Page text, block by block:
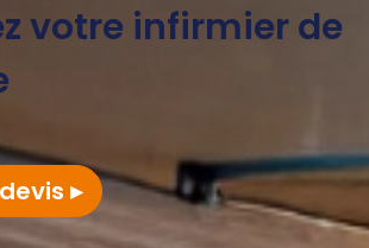
votre infirmier de